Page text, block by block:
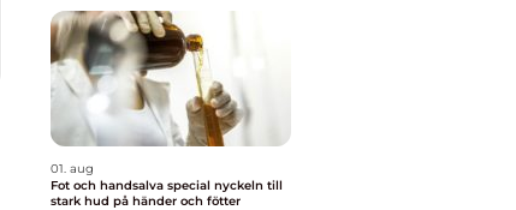
01. aug
Fot och handsalva special nyckeln till
stark hud på händer och fötter